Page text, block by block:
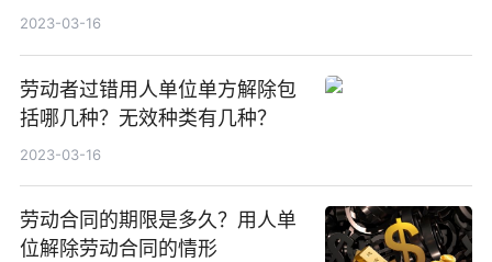
2023-03-16
劳动者过错用人单位单方解除包
括哪几种？无效种类有几种？
2023-03-16
劳动合同的期限是多久？用人单
位解除劳动合同的情形